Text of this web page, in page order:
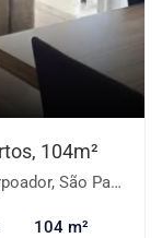
104m²
São Paulo-SP
104 m²